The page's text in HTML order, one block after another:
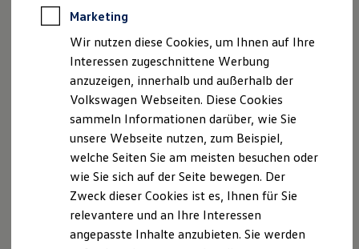
Software, Konnektivität & Apps
California App
VW Connect für Ihren ID. Buzz
VW Connect für Ihren Transporter/Caravelle
VW Connect für Ihren Amarok
VW Connect für andere Modelle
Connect Pro
Fleet Interface Data
Multistop Pathfinder
Übersicht Software Updates
Hilfreiches für Besitzer
Fahrerassistenz- und Sicherheitssysteme
Kontrollleuchten
Kurzfahrprofile und Ölverdünnung
XTL-Dieselkraftstoff
Versicherungsvermittlerregister
www.vermittlerregister.info)
Die Autohaus Ostermaier GmbH ist als
Versicherungsvertreter mit Erlaubnisbefreiung nach §
34d Abs. 6 GewO (produktakzessorisch) in das
Versicherungsvermittlerregister bei der IHK München
unter der Registrierungsnummer D-UTDS-5RHRRM-
34 eingetragen.
Aufsichtsbehörde:
IHK für München und Oberbayern, Max-Joseph-
Straße 2, 80333 München,www.ihk-muenchen.de
Marketing
Wir nutzen diese Cookies, um Ihnen auf Ihre
Interessen zugeschnittene Werbung
anzuzeigen, innerhalb und außerhalb der
Volkswagen Webseiten. Diese Cookies
sammeln Informationen darüber, wie Sie
unsere Webseite nutzen, zum Beispiel,
welche Seiten Sie am meisten besuchen oder
wie Sie sich auf der Seite bewegen. Der
Zweck dieser Cookies ist es, Ihnen für Sie
relevantere und an Ihre Interessen
angepasste Inhalte anzubieten. Sie werden